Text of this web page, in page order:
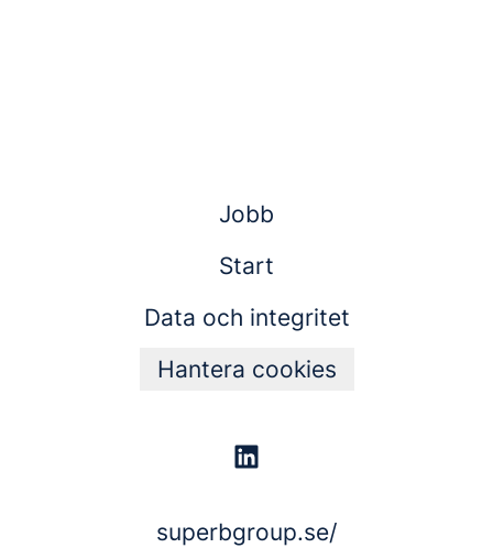
Jobb
Start
Data och integritet
Hantera cookies
superbgroup.se/